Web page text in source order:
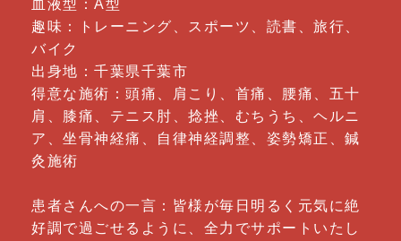
血液型：A型
趣味：トレーニング、スポーツ、読書、旅行、
バイク
出身地：千葉県千葉市
得意な施術：頭痛、肩こり、首痛、腰痛、五十
肩、膝痛、テニス肘、捻挫、むちうち、ヘルニ
ア、坐骨神経痛、自律神経調整、姿勢矯正、鍼
灸施術
患者さんへの一言：皆様が毎日明るく元気に絶
好調で過ごせるように、全力でサポートいたし